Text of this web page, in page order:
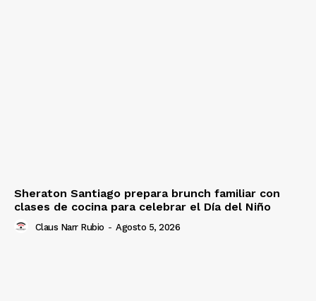
Sheraton Santiago prepara brunch familiar con
clases de cocina para celebrar el Día del Niño
Claus Narr Rubio - Agosto 5, 2026